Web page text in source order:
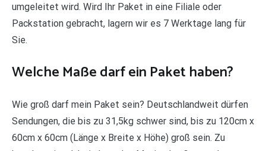
umgeleitet wird. Wird Ihr Paket in eine Filiale oder
Packstation gebracht, lagern wir es 7 Werktage lang für
Sie.
Welche Maße darf ein Paket haben?
Wie groß darf mein Paket sein? Deutschlandweit dürfen
Sendungen, die bis zu 31,5kg schwer sind, bis zu 120cm x
60cm x 60cm (Länge x Breite x Höhe) groß sein. Zu